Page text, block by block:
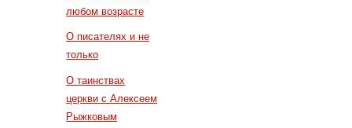
любом возрасте
О писателях и не
только
О таинствах
церкви с Алексеем
Рыжковым